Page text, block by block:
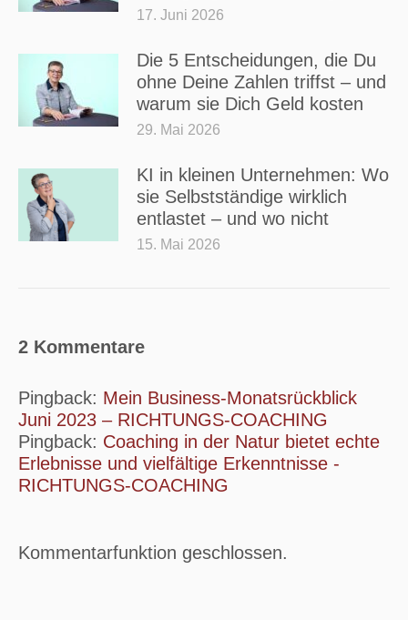
17. Juni 2026
Die 5 Entscheidungen, die Du
ohne Deine Zahlen triffst – und
warum sie Dich Geld kosten
29. Mai 2026
KI in kleinen Unternehmen: Wo
sie Selbstständige wirklich
entlastet – und wo nicht
15. Mai 2026
2 Kommentare
Pingback: Mein Business-Monatsrückblick
Juni 2023 – RICHTUNGS-COACHING
Pingback: Coaching in der Natur bietet echte
Erlebnisse und vielfältige Erkenntnisse -
RICHTUNGS-COACHING
Kommentarfunktion geschlossen.